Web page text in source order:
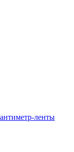
ленты